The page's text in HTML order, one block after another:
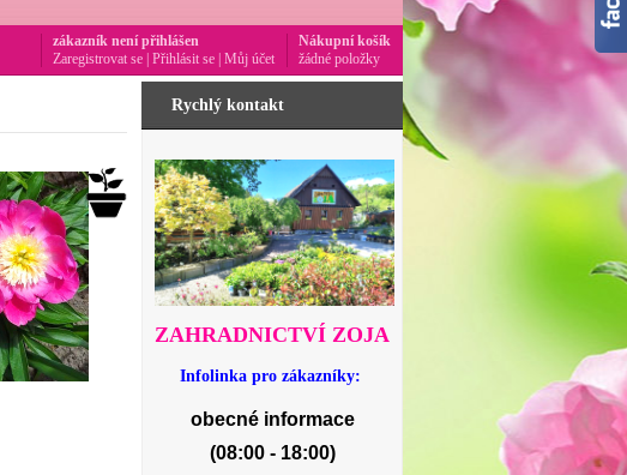
Rychlý kontakt
ZAHRADNICTVÍ ZOJA
Infolinka pro zákazníky:
obecné informace
(08:00 - 18:00)
Nákupní košík
žádné položky
zákazník není přihlášen
Zaregistrovat se Přihlásit se Můj účet